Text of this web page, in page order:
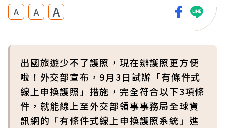
A A A
出國旅遊少不了護照，現在辦護照更方便
啦！外交部宣布，9月3日試辦「有條件式
線上申換護照」措施，完全符合以下3項條
件，就能線上至外交部領事事務局全球資
訊網的「有條件式線上申換護照系統」進